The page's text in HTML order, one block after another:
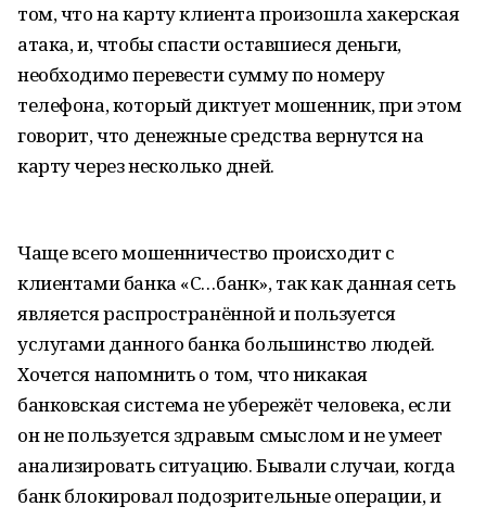
том, что на карту клиента произошла хакерская
атака, и, чтобы спасти оставшиеся деньги,
необходимо перевести сумму по номеру
телефона, который диктует мошенник, при этом
говорит, что денежные средства вернутся на
карту через несколько дней.
Чаще всего мошенничество происходит с
клиентами банка «С…банк», так как данная сеть
является распространённой и пользуется
услугами данного банка большинство людей.
Хочется напомнить о том, что никакая
банковская система не убережёт человека, если
он не пользуется здравым смыслом и не умеет
анализировать ситуацию. Бывали случаи, когда
банк блокировал подозрительные операции, и